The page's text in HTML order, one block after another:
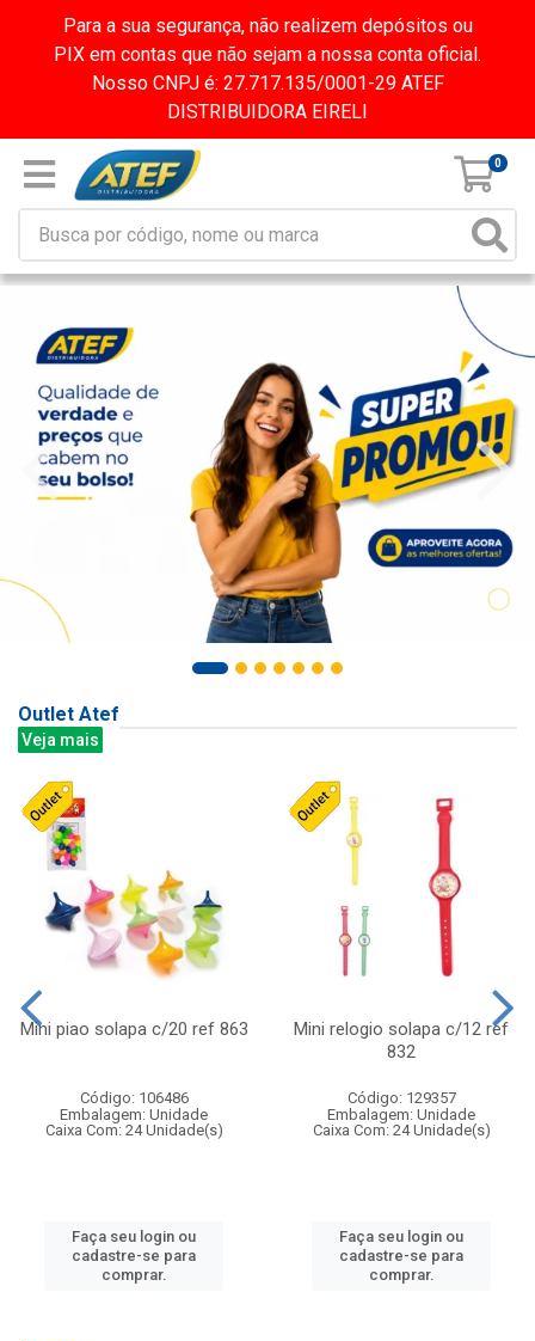
Para a sua segurança, não realizem depósitos ou
PIX em contas que não sejam a nossa conta oficial.
Nosso CNPJ é: 27.717.135/0001-29 ATEF
DISTRIBUIDORA EIRELI
0
Outlet Atef
Veja mais
Mini piao solapa c/20 ref 863
Código: 106486
Embalagem: Unidade
Caixa Com: 24 Unidade(s)
Faça seu login ou
cadastre-se para
comprar.
Mini relogio solapa c/12 ref
832
Código: 129357
Embalagem: Unidade
Caixa Com: 24 Unidade(s)
Faça seu login ou
cadastre-se para
comprar.